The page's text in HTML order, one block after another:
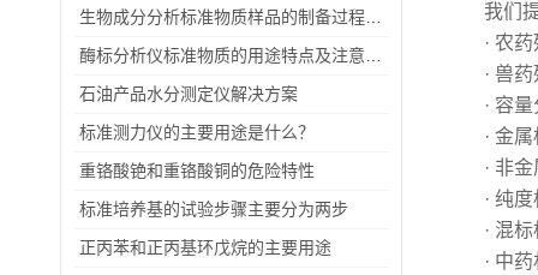
石油产品水分测定仪解决方案
标准测力仪的主要用途是什么？
重铬酸铯和重铬酸铜的危险特性
标准培养基的试验步骤主要分为两步
正丙苯和正丙基环戊烷的主要用途
我们
· 农
· 兽
· 容
· 金
· 非
· 纯
· 混
· 中